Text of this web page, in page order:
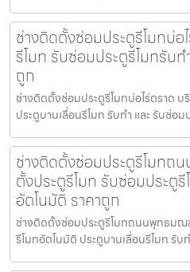
ช่างติดตั้งซ่อมประตูรีโมทบ่
รีโมท รับซ่อมประตูรีโมทรับ
ถูก
ช่างติดตั้งซ่อมประตูรีโมทบ่อไร่ตราด
ประตูบานเลื่อนรีโมท รับทำ และ รับซ่อม
ช่างติดตั้งซ่อมประตูรีโมท
ตั้งประตูรีโมท รับซ่อมประตู
อัตโนมัติ ราคาถูก
ช่างติดตั้งซ่อมประตูรีโมทถนนพุทธมณ
รีโมทอัตโนมัติ ประตูบานเลื่อนรีโมท รับ